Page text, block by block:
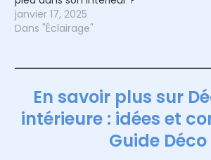
janvier 17, 2025
Dans "Éclairage"
En savoir plus sur
intérieure : idées et
Guide Déco